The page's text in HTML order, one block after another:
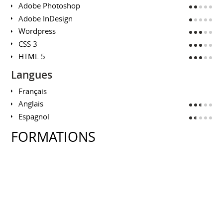
Adobe Photoshop
Adobe InDesign
Wordpress
CSS 3
HTML 5
Langues
Français
Anglais
Espagnol
FORMATIONS